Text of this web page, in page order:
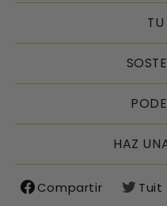
HAZ
Compartir
Compartir
Tuit